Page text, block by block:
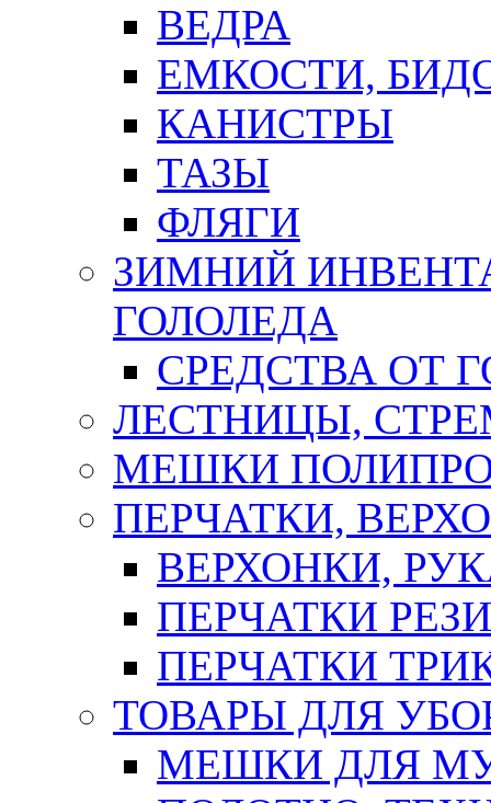
ВЕДРА
ЕМКОСТИ,
КАНИСТРЫ
ТАЗЫ
ФЛЯГИ
ЗИМНИЙ
ГОЛОЛЕДА
СРЕДСТВА ОТ
ЛЕСТНИЦЫ,
МЕШКИ
ПЕРЧАТКИ,
ВЕРХОНКИ,
ПЕРЧАТКИ
ПЕРЧАТКИ
ТОВАРЫ ДЛЯ
МЕШКИ ДЛЯ